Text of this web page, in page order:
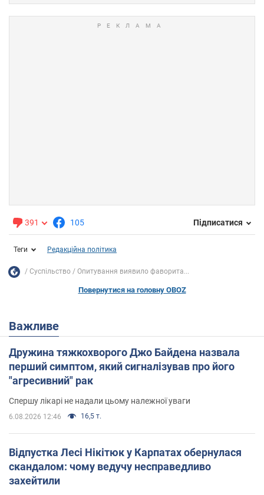
391 105 Підписатися
Теги Редакційна політика
Суспільство Опитування виявило фаворита...
Повернутися на головну OBOZ
Важливе
Дружина тяжкохворого Джо Байдена назвала
перший симптом, який сигналізував про його
"агресивний" рак
Спершу лікарі не надали цьому належної уваги
6.08.2026 12:46 16,5 т.
Відпустка Лесі Нікітюк у Карпатах обернулася
скандалом: чому ведучу несправедливо
захейтили